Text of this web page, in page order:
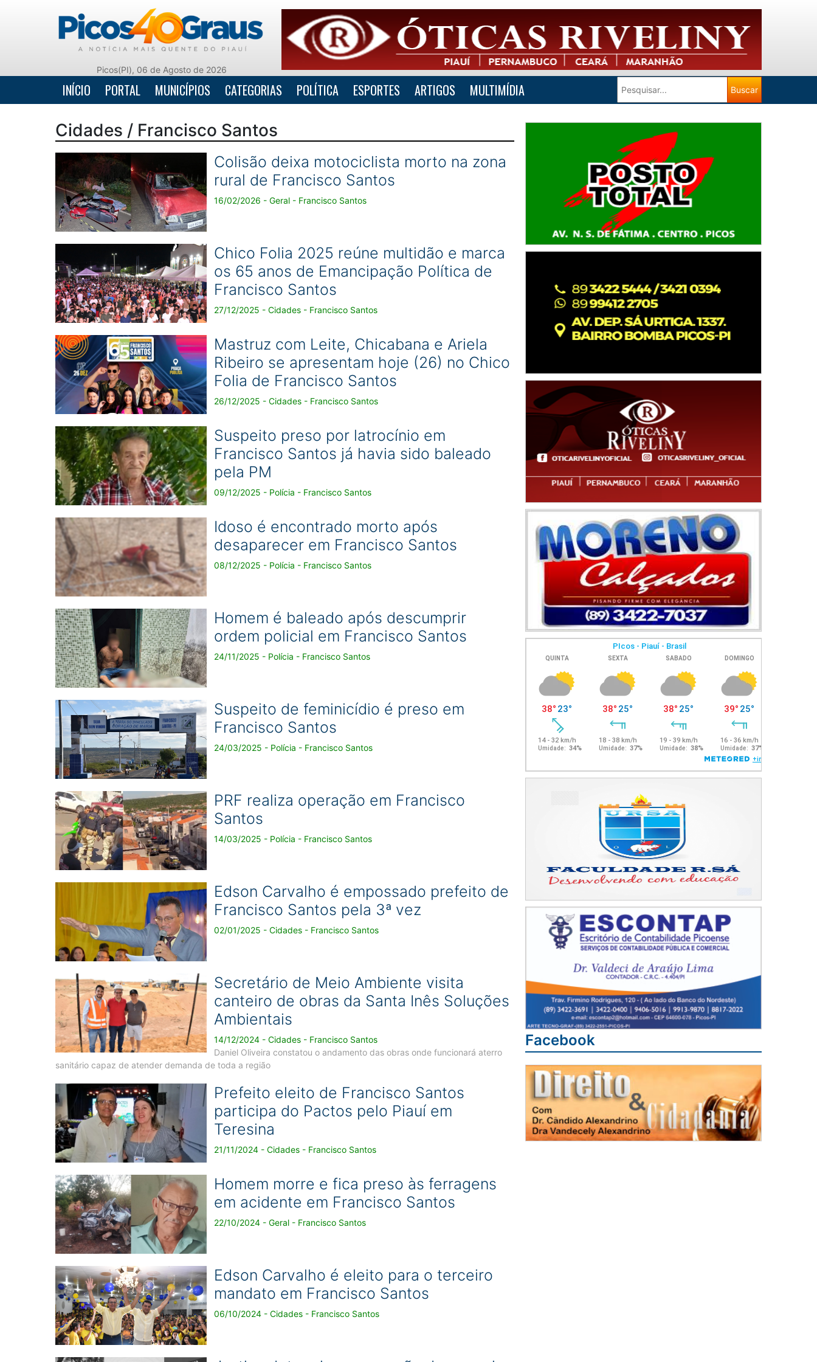
Picos(PI), 06 de Agosto de 2026
INÍCIO PORTAL MUNICÍPIOS CATEGORIAS POLÍTICA ESPORTES ARTIGOS MULTIMÍDIA
Cidades / Francisco Santos
Colisão deixa motociclista morto na zona
rural de Francisco Santos
16/02/2026 - Geral - Francisco Santos
Chico Folia 2025 reúne multidão e marca
os 65 anos de Emancipação Política de
Francisco Santos
27/12/2025 - Cidades - Francisco Santos
Mastruz com Leite, Chicabana e Ariela
Ribeiro se apresentam hoje (26) no Chico
Folia de Francisco Santos
26/12/2025 - Cidades - Francisco Santos
Suspeito preso por latrocínio em
Francisco Santos já havia sido baleado
pela PM
09/12/2025 - Polícia - Francisco Santos
Idoso é encontrado morto após
desaparecer em Francisco Santos
08/12/2025 - Polícia - Francisco Santos
Homem é baleado após descumprir
ordem policial em Francisco Santos
24/11/2025 - Polícia - Francisco Santos
Suspeito de feminicídio é preso em
Francisco Santos
24/03/2025 - Polícia - Francisco Santos
PRF realiza operação em Francisco
Santos
14/03/2025 - Polícia - Francisco Santos
Edson Carvalho é empossado prefeito de
Francisco Santos pela 3ª vez
02/01/2025 - Cidades - Francisco Santos
Secretário de Meio Ambiente visita
canteiro de obras da Santa Inês Soluções
Ambientais
14/12/2024 - Cidades - Francisco Santos
Daniel Oliveira constatou o andamento das obras onde funcionará aterro
sanitário capaz de atender demanda de toda a região
Prefeito eleito de Francisco Santos
participa do Pactos pelo Piauí em
Teresina
21/11/2024 - Cidades - Francisco Santos
Homem morre e fica preso às ferragens
em acidente em Francisco Santos
22/10/2024 - Geral - Francisco Santos
Edson Carvalho é eleito para o terceiro
mandato em Francisco Santos
06/10/2024 - Cidades - Francisco Santos
Facebook